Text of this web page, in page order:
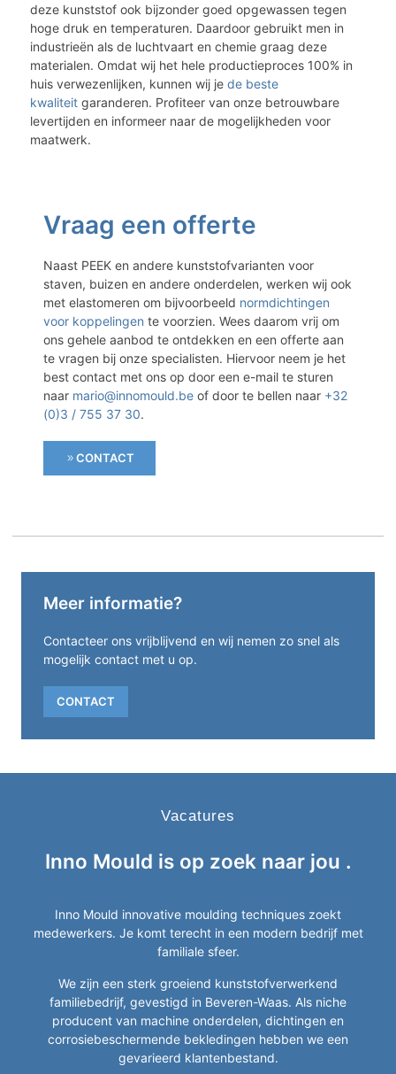
deze kunststof ook bijzonder goed opgewassen tegen
hoge druk en temperaturen. Daardoor gebruikt men in
industrieën als de luchtvaart en chemie graag deze
materialen. Omdat wij het hele productieproces 100% in
huis verwezenlijken, kunnen wij je de beste
kwaliteit garanderen. Profiteer van onze betrouwbare
levertijden en informeer naar de mogelijkheden voor
maatwerk.
Vraag een offerte
Naast PEEK en andere kunststofvarianten voor
staven, buizen en andere onderdelen, werken wij ook
met elastomeren om bijvoorbeeld normdichtingen
voor koppelingen te voorzien. Wees daarom vrij om
ons gehele aanbod te ontdekken en een offerte aan
te vragen bij onze specialisten. Hiervoor neem je het
best contact met ons op door een e-mail te sturen
naar mario@innomould.be of door te bellen naar +32
(0)3 / 755 37 30.
CONTACT
Meer informatie?
Contacteer ons vrijblijvend en wij nemen zo snel als
mogelijk contact met u op.
CONTACT
Vacatures
Inno Mould is op zoek naar jou .
Inno Mould innovative moulding techniques zoekt
medewerkers. Je komt terecht in een modern bedrijf met
familiale sfeer.
We zijn een sterk groeiend kunststofverwerkend
familiebedrijf, gevestigd in Beveren-Waas. Als niche
producent van machine onderdelen, dichtingen en
corrosiebeschermende bekledingen hebben we een
gevarieerd klantenbestand.